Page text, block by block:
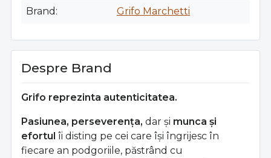
Brand Grifo Marchetti
Despre Brand
Grifo reprezinta autenticitatea.
Pasiunea, perseverența, dar și munca și
efortul îi disting pe cei care își îngrijesc în
fiecare an podgoriile, păstrând cu